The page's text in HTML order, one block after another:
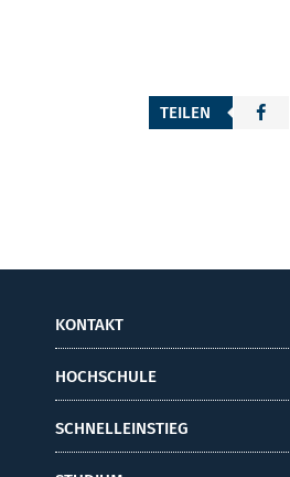
TEILEN
KONTAKT
HOCHSCHULE
SCHNELLEINSTIEG